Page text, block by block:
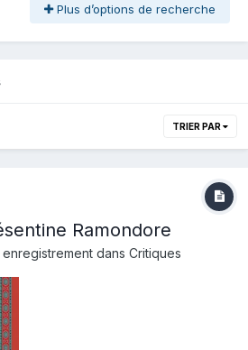
Plus d’options de recherche
TRIER PAR
Ramondore
dans Critiques